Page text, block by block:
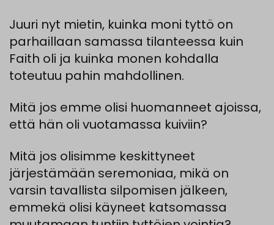
Juuri nyt mietin, kuinka moni tyttö on
parhaillaan samassa tilanteessa kuin
Faith oli ja kuinka monen kohdalla
toteutuu pahin mahdollinen.
Mitä jos emme olisi huomanneet ajoissa,
että hän oli vuotamassa kuiviin?
Mitä jos olisimme keskittyneet
järjestämään seremoniaa, mikä on
varsin tavallista silpomisen jälkeen,
emmekä olisi käyneet katsomassa